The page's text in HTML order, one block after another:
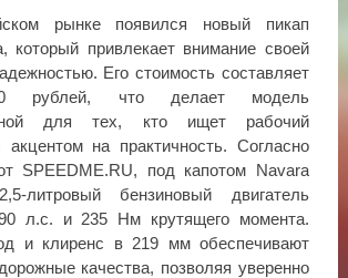
рынке появился новый пикап
который привлекает внимание своей
Его стоимость составляет
что делает модель
для тех, кто ищет рабочий
на практичность. Согласно
SPEEDME.RU, под капотом Navara
литровый бензиновый двигатель
л.с. и 235 Нм крутящего момента.
и клиренс в 219 мм обеспечивают
качества, позволяя уверенно